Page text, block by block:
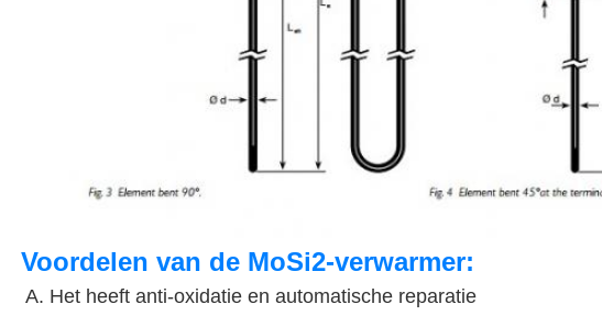
Voordelen van de MoSi2-verwarmer:
A. Het heeft anti-oxidatie en automatische reparatie